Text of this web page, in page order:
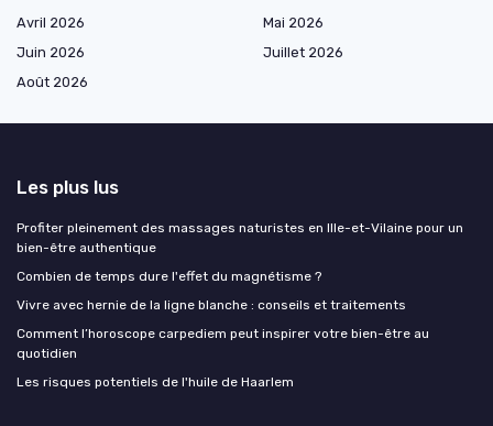
Avril 2026
Mai 2026
Juin 2026
Juillet 2026
Août 2026
Les plus lus
Profiter pleinement des massages naturistes en Ille-et-Vilaine pour un
bien-être authentique
Combien de temps dure l'effet du magnétisme ?
Vivre avec hernie de la ligne blanche : conseils et traitements
Comment l’horoscope carpediem peut inspirer votre bien-être au
quotidien
Les risques potentiels de l'huile de Haarlem